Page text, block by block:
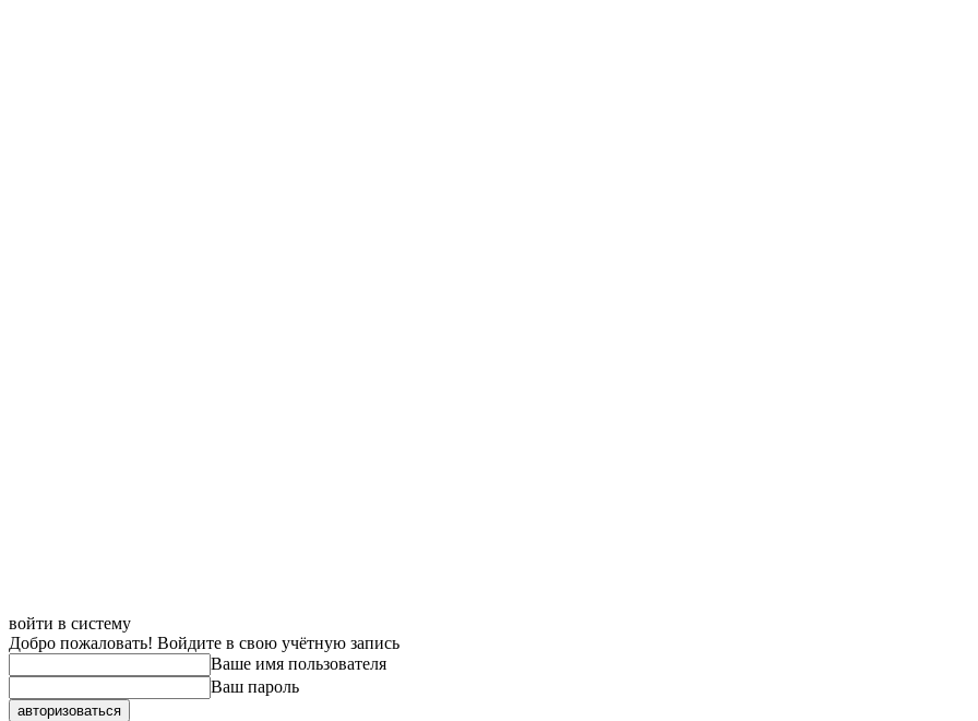
войти в систему
Добро пожаловать! Войдите в свою учётную запись
Ваше имя пользователя
Ваш пароль